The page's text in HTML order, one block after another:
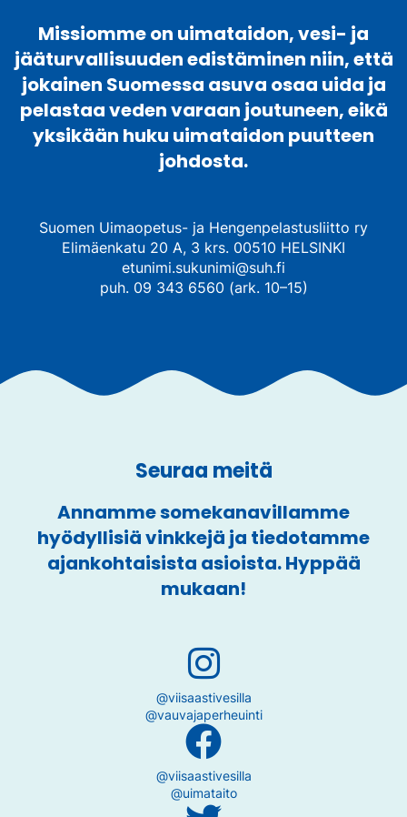
Missiomme on uimataidon, vesi- ja
jääturvallisuuden edistäminen niin, että
jokainen Suomessa asuva osaa uida ja
pelastaa veden varaan joutuneen, eikä
yksikään huku uimataidon puutteen
johdosta.
Suomen Uimaopetus- ja Hengenpelastusliitto ry
Elimäenkatu 20 A, 3 krs. 00510 HELSINKI
etunimi.sukunimi@suh.fi
puh. 09 343 6560 (ark. 10–15)
Seuraa meitä
Annamme somekanavillamme
hyödyllisiä vinkkejä ja tiedotamme
ajankohtaisista asioista. Hyppää
mukaan!
@viisaastivesilla
@vauvajaperheuinti
@viisaastivesilla
@uimataito